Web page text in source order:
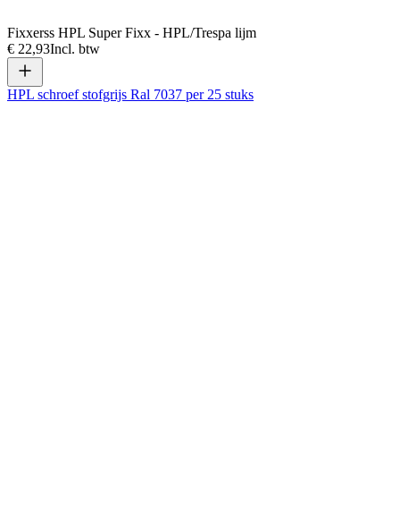
Fixxerss HPL Super Fixx - HPL/Trespa lijm
€ 22,93Incl. btw
HPL schroef stofgrijs Ral 7037 per 25 stuks